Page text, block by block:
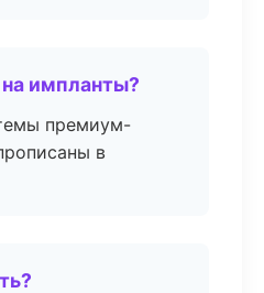
на импланты?
премиум-
в